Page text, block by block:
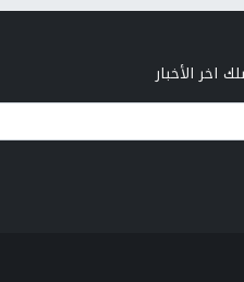
اخر الأخبار